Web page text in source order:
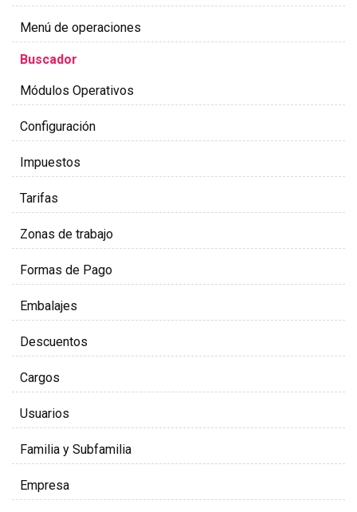
Menú de operaciones
Buscador
Módulos Operativos
Configuración
Impuestos
Tarifas
Zonas de trabajo
Formas de Pago
Embalajes
Descuentos
Cargos
Usuarios
Familia y Subfamilia
Empresa